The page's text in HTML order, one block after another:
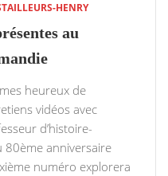
HENRY
au
heureux de
vidéos avec
d’histoire-
80ème anniversaire
numéro explorera